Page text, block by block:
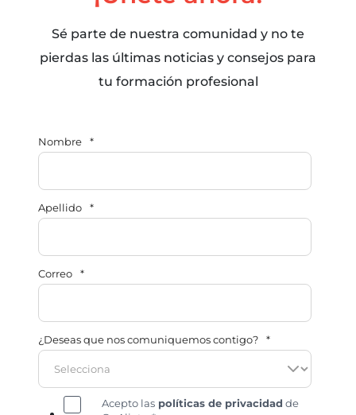
Sé parte de nuestra comunidad y no te
pierdas las últimas noticias y consejos para
tu formación profesional
Nombre *
Apellido *
Correo *
¿Deseas que nos comuniquemos contigo? *
Acepto las políticas de privacidad de